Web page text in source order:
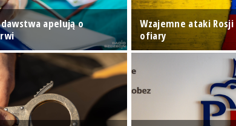
apelują o
Wzajemne ataki Rosji
ofiary